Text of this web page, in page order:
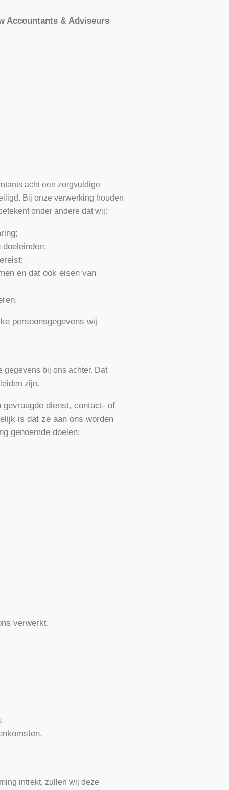
Accountants & Adviseurs
acht een zorgvuldige
Bij onze verwerking houden
onder andere dat wij:
en dat ook eisen van
persoonsgegevens wij
gegevens bij ons achter. Dat
zijn.
dienst, contact- of
is dat ze aan ons worden
genoemde doelen:
verwerkt.
intrekt, zullen wij deze